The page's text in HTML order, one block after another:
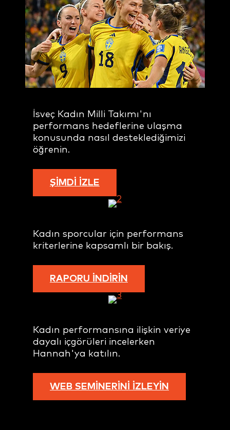
İsveç Kadın Milli Takımı'nı
performans hedeflerine ulaşma
konusunda nasıl desteklediğimizi
öğrenin.
ŞİMDİ İZLE
Kadın sporcular için performans
kriterlerine kapsamlı bir bakış.
RAPORU İNDIRIN
Kadın performansına ilişkin veriye
dayalı içgörüleri incelerken
Hannah'ya katılın.
WEB SEMINERINI İZLEYIN